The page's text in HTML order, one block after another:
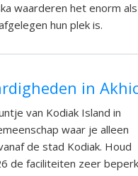
waarderen het enorm als
hun plek is.
in
van Kodiak Island in
waar je alleen
de stad Kodiak. Houd
de faciliteiten zeer